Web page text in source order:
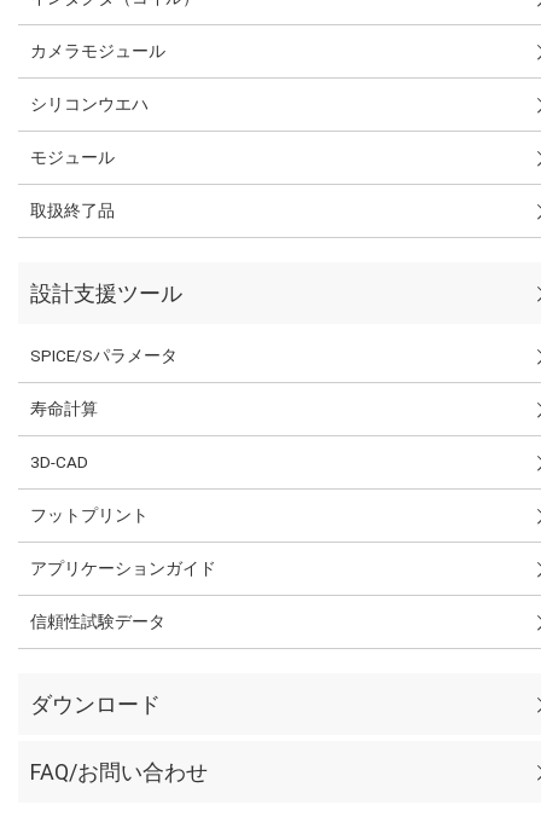
カメラモジュール
シリコンウエハ
モジュール
取扱終了品
設計支援ツール
SPICE/Sパラメータ
寿命計算
3D-CAD
フットプリント
アプリケーションガイド
信頼性試験データ
ダウンロード
FAQ/お問い合わせ